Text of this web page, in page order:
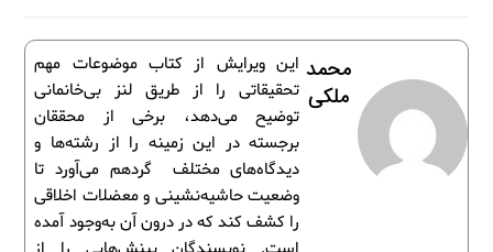
این ویرایش از کتاب موضوعات مهم
تحقیقاتی را از طریق لنز بی‌خانمانی
توضیح می‌دهد، برخی از محققان
برجسته در این زمینه را از رشته‌ها و
دیدگاه‌های مختلف گردهم می‌آورد تا
وضعیت حاشیه‌نشینی و معضلات اخلاقی
را کشف کند که در درون آن به‌وجود آمده
محمد
ملکی